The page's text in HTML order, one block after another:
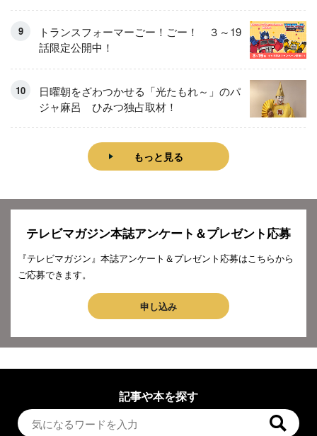
トランスフォーマーごー！ごー！ ３～19
話限定公開中！
日曜朝をざわつかせる「光たもれ～」のパ
ジャ麻呂 ひみつ独占取材！
もっと見る
テレビマガジン本誌アンケート＆プレゼント応募
『テレビマガジン』本誌アンケート＆プレゼント応募はこちらから
ご応募できます。
申し込み
記事や本を探す